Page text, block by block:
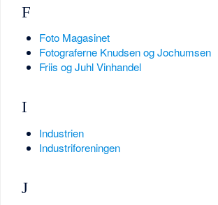
F
Foto Magasinet
Fotograferne Knudsen og Jochumsen
Friis og Juhl Vinhandel
I
Industrien
Industriforeningen
J